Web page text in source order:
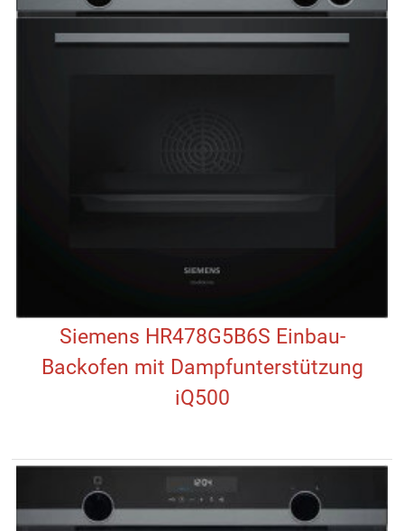
Siemens HR478G5B6S Einbau-
Backofen mit Dampfunterstützung
iQ500